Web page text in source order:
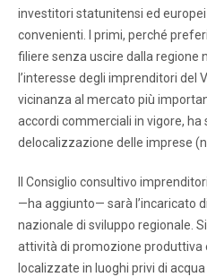
investitori statunitensi ed
convenienti. I primi, perché
filiere senza uscire dalla regione
l’interesse degli imprenditori del
vicinanza al mercato più
accordi commerciali in vigore, ha
delocalizzazione delle imprese
Il Consiglio consultivo
—ha aggiunto— sarà l’incaricato
nazionale di sviluppo regionale.
attività di promozione produttiva
localizzate in luoghi privi di